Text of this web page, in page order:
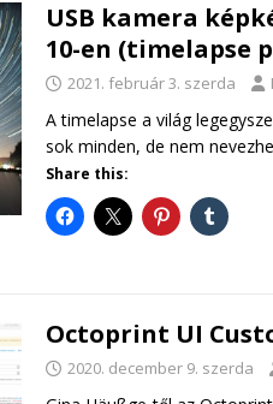
USB kamera
10-en (timelapse
2021. február 3. szerda
A timelapse a világ
sok minden, de nem
Share this:
Octoprint UI
2020. december 9. szerda